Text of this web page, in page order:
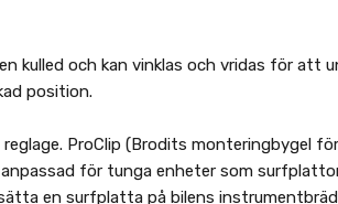
kulled och kan vinklas och vridas för att
position.
ProClip (Brodits monteringbygel
för tunga enheter som
en surfplatta på bilens